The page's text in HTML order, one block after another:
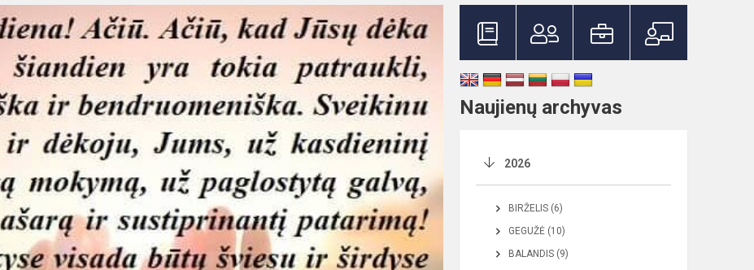
Naujienų archyvas
2026
BIRŽELIS (6)
GEGUŽĖ (10)
BALANDIS (9)